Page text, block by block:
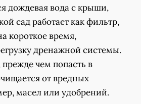
дождевая вода с крыши,
сад работает как фильтр,
короткое время,
дренажной системы.
прежде чем попасть в
от вредных
масел или удобрений.